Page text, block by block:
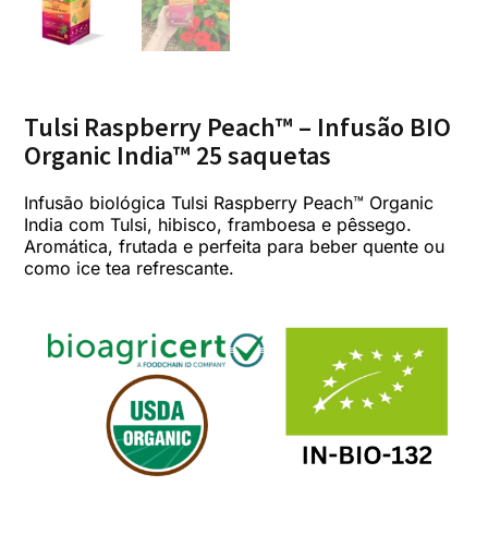
Tulsi Raspberry Peach™ – Infusão BIO
Organic India™ 25 saquetas
Infusão biológica Tulsi Raspberry Peach™ Organic
India com Tulsi, hibisco, framboesa e pêssego.
Aromática, frutada e perfeita para beber quente ou
como ice tea refrescante.